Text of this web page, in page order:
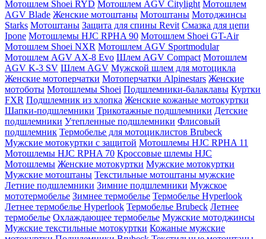
Мотошлем Shoei RYD Мотошлем AGV Citylight Мотошлем
AGV Blade Женские мотоштаны Мотоштаны Мотоджинсы
Starks Мотоштаны Защита для спины Revit Смазка для цепи
Ipone Мотошлемы HJC RPHA 90 Мотошлем Shoei GT-Air
Мотошлем Shoei NXR Мотошлем AGV Sportmodular
Мотошлем AGV AX-8 Evo Шлем AGV Compact Мотошлем
AGV K-3 SV Шлем AGV Мужской шлем для мотоцикла
Женские мотоперчатки Мотоперчатки Alpinestars Женские
мотоботы Мотошлемы Shoei Подшлемники-балаклавы Куртки
FXR Подшлемник из хлопка Женские кожаные мотокуртки
Шапки-подшлемники Трикотажные подшлемники Детские
подшлемники Утепленные подшлемники Флисовый
подшлемник Термобелье для мотоциклистов Brubeck
Мужские мотокуртки с защитой Мотошлемы HJC RPHA 11
Мотошлемы HJC RPHA 70 Кроссовые шлемы HJC
Мотошлемы Женские мотокуртки Мужские мотокуртки
Мужские мотоштаны Текстильные мотоштаны мужские
Летние подшлемники Зимние подшлемники Мужское
мототермобелье Зимнее термобелье Термобелье Hyperlook
Летнее термобелье Hyperlook Термобелье Brubeck Летнее
термобелье Охлаждающее термобелье Мужские мотоджинсы
Мужские текстильные мотокуртки Кожаные мужские